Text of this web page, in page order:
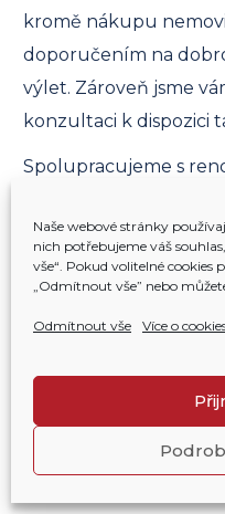
Naše webové stránky
nich potřebujeme váš
vše“. Pokud volitelné cookies
„Odmítnout vše” nebo
Odmítnout vše Více o
kromě nákupu
doporučením na
výlet. Zároveň jsme
konzultaci k dispozici
Spolupracujeme s
proto kupující neplatí
Pomůžeme vám
výnosem. A
.
Citovaní